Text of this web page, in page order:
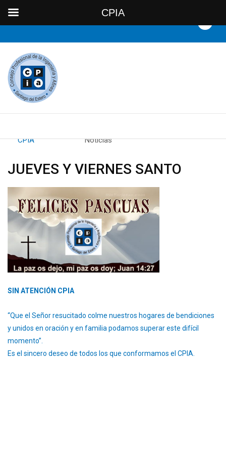
ByCPIA Category: Noticias
JUEVES Y VIERNES SANTO
SIN ATENCIÓN CPIA
“Que el Señor resucitado colme nuestros hogares de bendiciones
y unidos en oración y en familia podamos superar este difícil
momento”.
Es el sincero deseo de todos los que conformamos el CPIA.
CPIA